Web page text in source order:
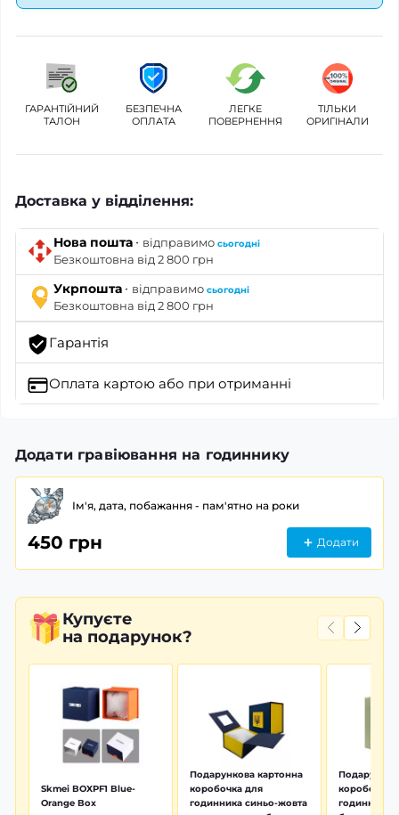
ГАРАНТІЙНИЙ
ТАЛОН
БЕЗПЕЧНА
ОПЛАТА
ЛЕГКЕ
ПОВЕРНЕННЯ
ТІЛЬКИ
ОРИГІНАЛИ
Доставка у відділення:
Нова пошта · відправимо сьогодні
Безкоштовна від 2 800 грн
Укрпошта · відправимо сьогодні
Безкоштовна від 2 800 грн
Гарантія
Оплата картою або при отриманні
Додати гравіювання на годиннику
Ім'я, дата, побажання - пам'ятно на роки
450 грн Додати
Купуєте
на подарунок?
Skmei BOXPF1 Blue-
Orange Box
Подарункова картонна
коробочка для
годинника синьо-жовта
коробочка
годинника